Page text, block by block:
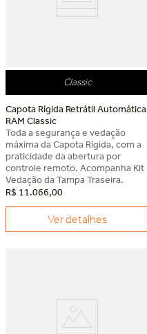
Classic
Capota Rígida Retrátil Automática
RAM Classic
Toda a segurança e vedação
máxima da Capota Rígida, com a
praticidade da abertura por
controle remoto. Acompanha Kit
Vedação da Tampa Traseira.
R$ 11.066,00
Ver detalhes